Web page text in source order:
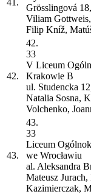
Grösslingová
Viliam
Filip Kníž,
42.
42.
33
V Liceum
Krakowie B
ul. Studencka
Natalia Sosna,
Volchenko,
43.
43.
33
Liceum
we Wrocławiu
al. Aleksandra
Mateusz
Kazimierczak,